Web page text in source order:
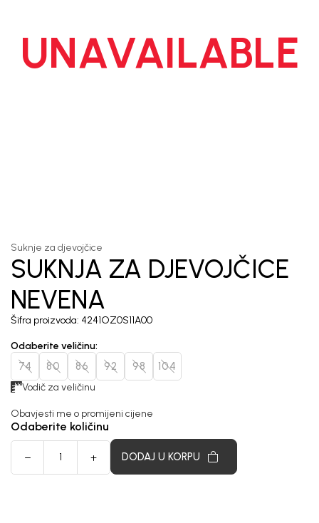
UNAVAILABLE
Suknje za djevojčice
SUKNJA ZA DJEVOJČICE
NEVENA
Šifra proizvoda: 4241OZ0S11A00
Odaberite veličinu:
74 80 86 92 98 104
Vodič za veličinu
Obavjesti me o promijeni cijene
Odaberite količinu
DODAJ U KORPU